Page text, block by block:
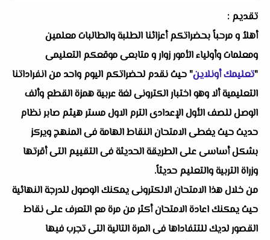
تقديم :
أهلاُ و مرحباً بحضراتكم أعزائنا الطلبة والطالبات معلمين
ومعلمات وأولياء الأمور زوار و متابعى موقعكم التعليمى
"تعليمك أونلاين" حيث نقدم لحضراتكم اليوم واحد من انفراداتنا
التعليمية ألا وهو اختبار الكترونى لغة عربية همزة القطع وألف
الوصل للصف الأول الإعدادى الترم الاول مستر هيثم صابر نظام
حديث حيث يغطى الامتحان النقاط الهامة فى المنهج ويركز
بشكل أساسى على الطريقة الحديثة فى التقييم التى أقرتها
وزراة التربية والتعليم حديثاً.
من خلال هذا الامتحان الالكترونى يمكنك الوصول للدرجة النهائية
حيث يمكنك اعادة الامتحان أكثر من مرة مع التعرف على نقاط
القصور لديك للتتفاداها فى المرة التالية التى تجرب فيها